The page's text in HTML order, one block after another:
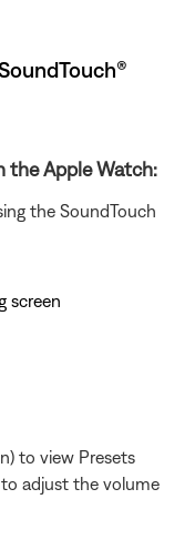
the Apple Watch:
the SoundTouch
screen
to view Presets
adjust the volume